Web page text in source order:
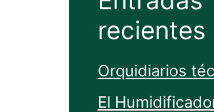
recientes
Orquidiarios
El